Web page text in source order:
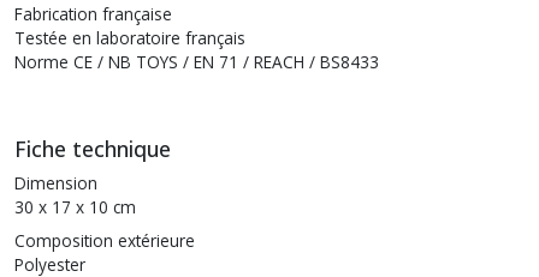
Fabrication française
Testée en laboratoire français
Norme CE / NB TOYS / EN 71 / REACH / BS8433
Fiche technique
Dimension
30 x 17 x 10 cm
Composition extérieure
Polyester